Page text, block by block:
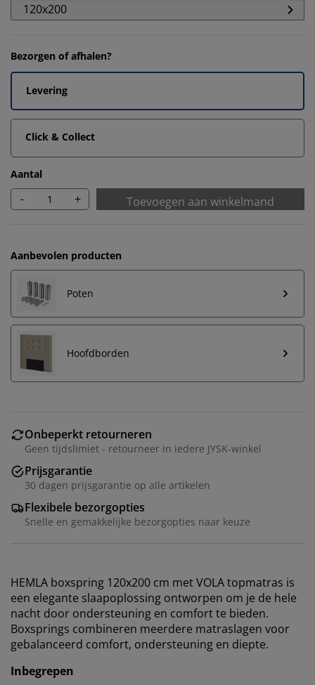
120x200
Bezorgen of afhalen?
Levering
Click & Collect
Aantal
- + Toevoegen aan winkelmand
Aanbevolen producten
Poten
Hoofdborden
Onbeperkt retourneren
Geen tijdslimiet - retourneer in iedere JYSK-winkel
Prijsgarantie
30 dagen prijsgarantie op alle artikelen
Flexibele bezorgopties
Snelle en gemakkelijke bezorgopties naar keuze
HEMLA boxspring 120x200 cm met VOLA topmatras is
een elegante slaapoplossing ontworpen om je de hele
nacht door ondersteuning en comfort te bieden.
Boxsprings combineren meerdere matraslagen voor
gebalanceerd comfort, ondersteuning en diepte.
Inbegrepen